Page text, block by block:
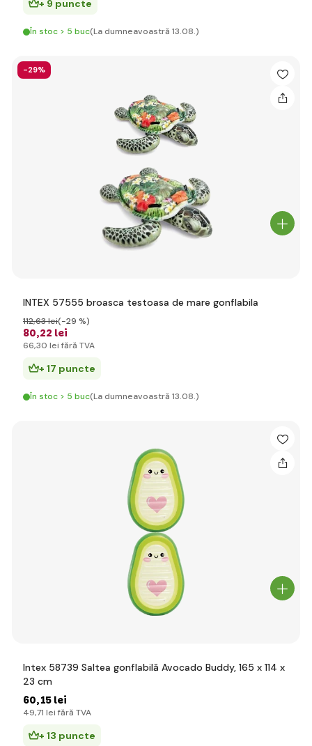
+ 9 puncte
În stoc > 5 buc(La dumneavoastră 13.08.)
-29%
INTEX 57555 broasca testoasa de mare gonflabila
80,22 lei
112,63 lei(-29 %)
66,30 lei fără TVA
+ 17 puncte
În stoc > 5 buc(La dumneavoastră 13.08.)
Intex 58739 Saltea gonflabilă Avocado Buddy, 165 x 114 x
23 cm
60,15 lei
49,71 lei fără TVA
+ 13 puncte